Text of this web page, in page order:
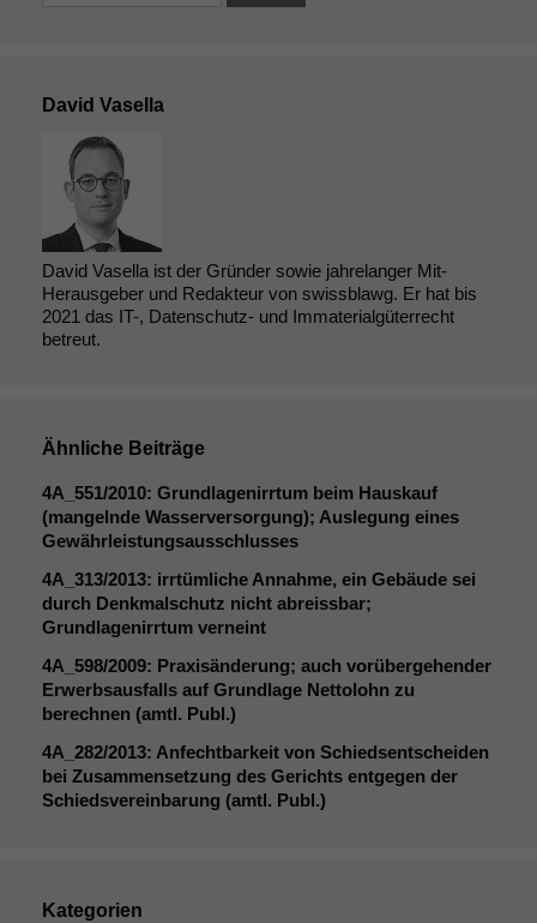
David Vasella
David Vasella ist der Gründer sowie jahrelanger Mit-
Herausgeber und Redakteur von swissblawg. Er hat bis
2021 das IT-, Datenschutz- und Immaterialgüterrecht
betreut.
Ähnliche Beiträge
4A_551/2010: Grundlagenirrtum beim Hauskauf
(mangelnde Wasserversorgung); Auslegung eines
Gewährleistungsausschlusses
4A_313/2013: irrtümliche Annahme, ein Gebäude sei
durch Denkmalschutz nicht abreissbar;
Grundlagenirrtum verneint
4A_598/2009: Praxisänderung; auch vorübergehender
Erwerbsausfalls auf Grundlage Nettolohn zu
berechnen (amtl. Publ.)
4A_282/2013: Anfechtbarkeit von Schiedsentscheiden
bei Zusammensetzung des Gerichts entgegen der
Schiedsvereinbarung (amtl. Publ.)
Kategorien